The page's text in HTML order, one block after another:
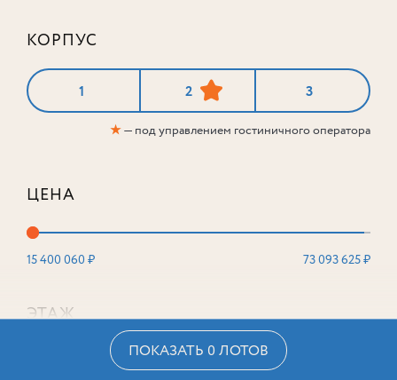
КОРПУС
1 2 3
★— под управлением гостиничного оператора
ЦЕНА
15 400 060 ₽ 73 093 625 ₽
ЭТАЖ
ПОКАЗАТЬ 0 ЛОТОВ